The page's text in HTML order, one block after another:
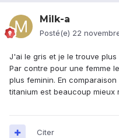
Milk-a
Posté(e) 22
J'ai le gris et je le trouve
Par contre pour une femme
plus feminin. En
titanium est beaucoup mieux
Citer